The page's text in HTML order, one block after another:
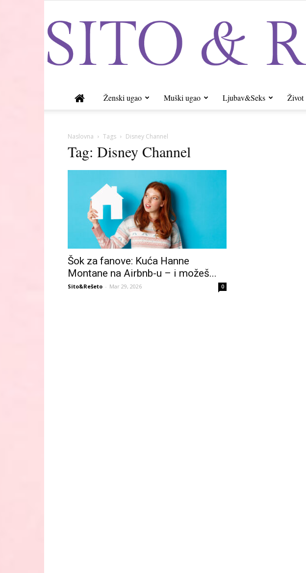
Ženski ugao Muški ugao Ljubav&Seks Život
Naslovna Tags Disney Channel
Tag: Disney Channel
Šok za fanove: Kuća Hanne
Montane na Airbnb-u – i možeš...
Sito&Rešeto - Mar 29, 2026 0